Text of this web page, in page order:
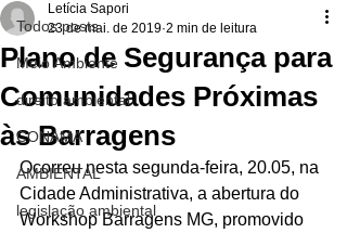
Todos posts
Meio Ambiente
direito ambiental
CONAMA
AMBIENTAL
legislação ambiental
Plano de Segurança para
Comunidades Próximas
às Barragens
Letícia Sapori
23 de mai. de 2019 2 min de leitura
Ocorreu nesta segunda-feira, 20.05, na
Cidade Administrativa, a abertura do
Workshop Barragens MG, promovido